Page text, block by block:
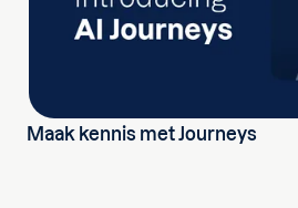
Maak kennis met Journeys